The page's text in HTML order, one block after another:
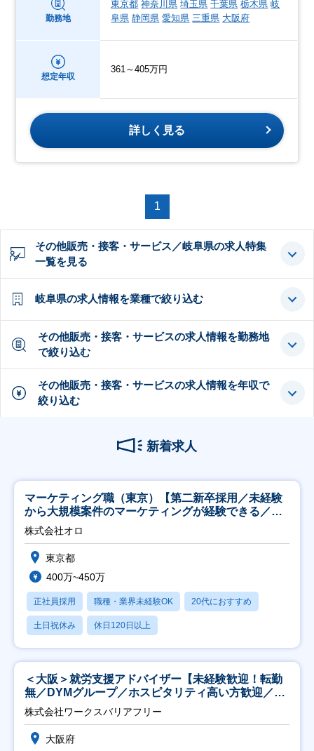
勤務地
東京都 神奈川県 埼玉県 千葉県 栃木県 岐
阜県 静岡県 愛知県 三重県 大阪府
想定年収
361～405万円
詳しく見る
1
その他販売・接客・サービス／岐阜県の求人特集
一覧を見る
岐阜県の求人情報を業種で絞り込む
その他販売・接客・サービスの求人情報を勤務地
で絞り込む
その他販売・接客・サービスの求人情報を年収で
絞り込む
新着求人
マーケティング職（東京）【第二新卒採用／未経験
から大規模案件のマーケティングが経験できる／研
修充実】
株式会社オロ
東京都
400万~450万
正社員採用 職種・業界未経験OK 20代におすすめ
土日祝休み 休日120日以上
＜大阪＞就労支援アドバイザー【未経験歓迎！転勤
無／DYMグループ／ホスピタリティ高い方歓迎／土
日祝】
株式会社ワークスバリアフリー
大阪府